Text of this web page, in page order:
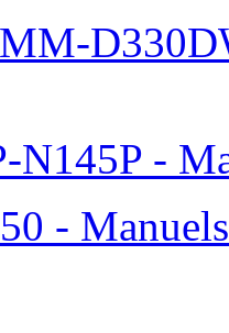
N145P -
- Manuels